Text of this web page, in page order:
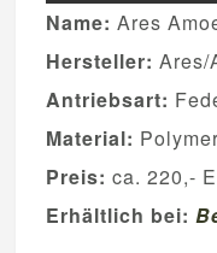
Name: Ares
Hersteller: Ares/
Antriebsart:
Material:
Preis: ca. 220,-
Erhältlich bei: